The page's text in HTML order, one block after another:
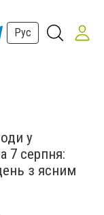
Рус
у
7 серпня:
з ясним